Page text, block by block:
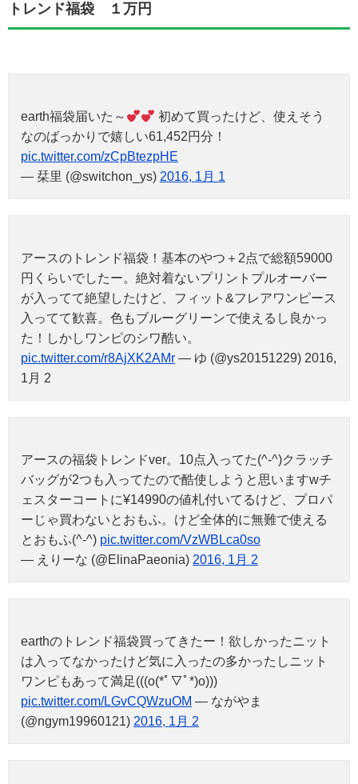
トレンド福袋 １万円
earth福袋届いた～
初めて買ったけど、使えそう
なのばっかりで嬉しい61,452円分！
pic.twitter.com/zCpBtezpHE
— 栞里 (@switchon_ys) 2016, 1月 1
アースのトレンド福袋！基本のやつ＋2点で総額59000
円くらいでしたー。絶対着ないプリントプルオーバー
が入ってて絶望したけど、フィット&フレアワンピース
入ってて歓喜。色もブルーグリーンで使えるし良かっ
た！しかしワンピのシワ酷い。
pic.twitter.com/r8AjXK2AMr — ゆ (@ys20151229) 2016,
1月 2
アースの福袋トレンドver。10点入ってた(^-^)クラッチ
バッグが2つも入ってたので酷使しようと思いますwチ
ェスターコートに¥14990の値札付いてるけど、プロパ
ーじゃ買わないとおもふ。けど全体的に無難で使える
とおもふ(^-^) pic.twitter.com/VzWBLca0so
— えりーな (@ElinaPaeonia) 2016, 1月 2
earthのトレンド福袋買ってきたー！欲しかったニット
は入ってなかったけど気に入ったの多かったしニット
ワンピもあって満足(((o(*ﾟ▽ﾟ*)o)))
pic.twitter.com/LGvCQWzuOM — ながやま
(@ngym19960121) 2016, 1月 2